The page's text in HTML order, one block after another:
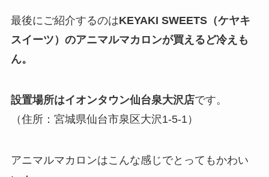
最後にご紹介するのはKEYAKI SWEETS（ケヤキ
スイーツ）のアニマルマカロンが買えるど冷えも
ん。
設置場所はイオンタウン仙台泉大沢店です。
（住所：宮城県仙台市泉区大沢1-5-1）
アニマルマカロンはこんな感じでとってもかわい